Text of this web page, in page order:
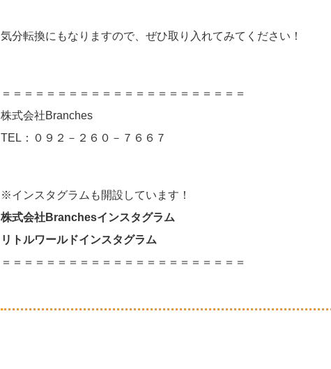
気分転換にもなりますので、ぜひ取り入れてみてください！
＝＝＝＝＝＝＝＝＝＝＝＝＝＝＝＝＝＝＝＝＝＝
株式会社Branches
TEL：０９２－２６０－７６６７
※インスタグラムも開設しています！
株式会社Branchesインスタグラム
リトルワールドインスタグラム
＝＝＝＝＝＝＝＝＝＝＝＝＝＝＝＝＝＝＝＝＝＝